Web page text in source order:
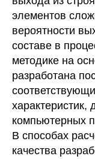
элементов
вероятности
составе в
методике на
разработана
компьютерных
В способах
качества